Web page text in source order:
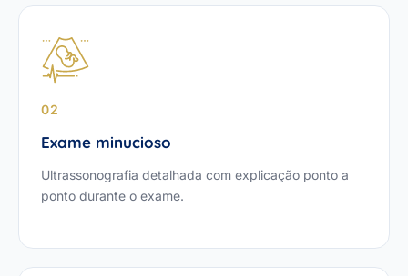
02
Exame minucioso
Ultrassonografia detalhada com explicação ponto a
ponto durante o exame.